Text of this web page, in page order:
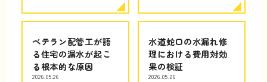
ベテラン配管工が語
る住宅の漏水が起こ
る根本的な原因
2026.05.26
水道蛇口の水漏れ修
理における費用対効
果の検証
2026.05.26